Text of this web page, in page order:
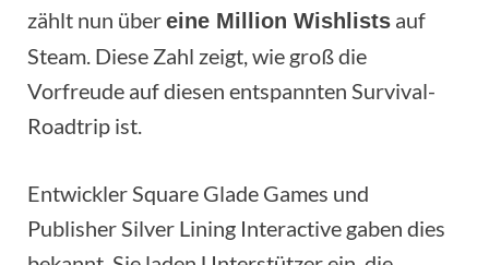
zählt nun übereine Million Wishlists auf
Steam. Diese Zahl zeigt, wie groß die
Vorfreude auf diesen entspannten Survival-
Roadtrip ist.
Entwickler Square Glade Games und
Publisher Silver Lining Interactive gaben dies